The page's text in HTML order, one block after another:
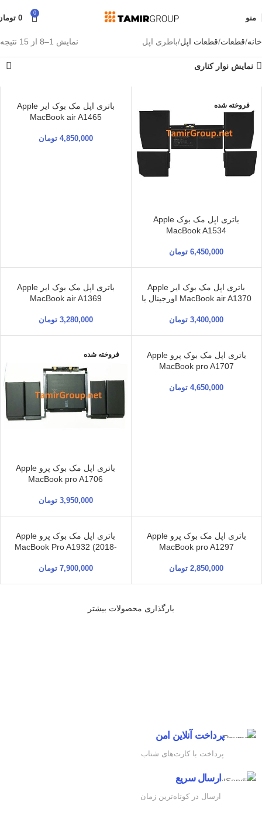
منو
0
0
خانه قطعات قطعات اپل باطری اپل نمایش 1–8 از 15 نتیجه
نمایش نوار کناری
فروخته شده
باتری اپل مک بوک Apple
MacBook A1534
6,450,000 تومان
باتری اپل مک بوک ایر Apple
MacBook air A1465
4,850,000 تومان
باتری اپل مک بوک ایر Apple
MacBook air A1370 اورجینال با
3,400,000 تومان
باتری اپل مک بوک ایر Apple
MacBook air A1369
3,280,000 تومان
فروخته شده
باتری اپل مک بوک پرو Apple
MacBook pro A1707
4,650,000 تومان
فروخته شده
باتری اپل مک بوک پرو Apple
MacBook pro A1706
3,950,000 تومان
فروخته شده
باتری اپل مک بوک پرو Apple
MacBook pro A1297
2,850,000 تومان
باتری اپل مک بوک پرو Apple
MacBook Pro A1932 (2018-
(External) / وزن 260 گرم / ابعاد
4379 میلی آمپر ساعت / ولتاژ
7,900,000 تومان
بارگذاری محصولات بیشتر
پرداخت آنلاین امن
پرداخت با کارت‌های شتاب
ارسال سریع
ارسال در کوتاه‌ترین زمان